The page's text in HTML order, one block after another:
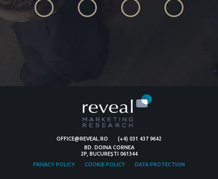
OFFICE@REVEAL.RO
(+4) 031 437 9642
BD. DOINA CORNEA
2P, BUCUREȘTI 061344
PRIVACY POLICY
COOKIE POLICY DATA PROTECTION